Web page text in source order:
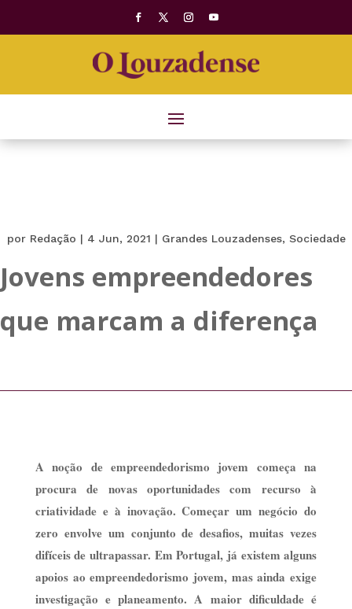
por Redação | 4 Jun, 2021 | Grandes Louzadenses, Sociedade
Jovens empreendedores
que marcam a diferença
A noção de empreendedorismo jovem começa na
procura de novas oportunidades com recurso à
criatividade e à inovação. Começar um negócio do
zero envolve um conjunto de desafios, muitas vezes
difíceis de ultrapassar. Em Portugal, já existem alguns
apoios ao empreendedorismo jovem, mas ainda exige
investigação e planeamento. A maior dificuldade é